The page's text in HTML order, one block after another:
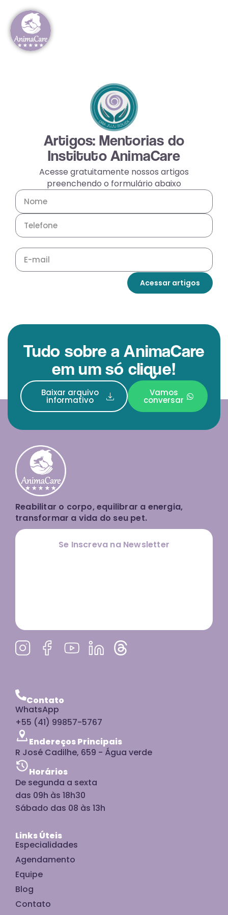
Artigos: Mentorias do
Instituto AnimaCare
Acesse gratuitamente nossos artigos
preenchendo o formulário abaixo
Acessar artigos
Tudo sobre a AnimaCare
em um só clique!
Baixar arquivo
informativo
Vamos
conversar
Reabilitar o corpo, equilibrar a energia,
transformar a vida do seu pet.
Se Inscreva na Newsletter
Contato
WhatsApp
+55 (41) 99857-5767
Endereços Principais
R José Cadilhe, 659 - Água verde
Horários
De segunda a sexta
das 09h às 18h30
Sábado das 08 às 13h
Links Úteis
Especialidades
Agendamento
Equipe
Blog
Contato